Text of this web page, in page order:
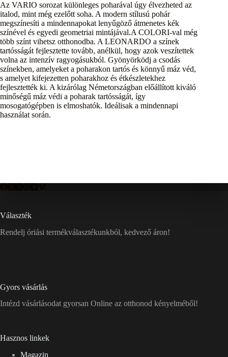
Az VARIO sorozat különleges poharával úgy élvezheted az
italod, mint még ezelőtt soha. A modern stílusú pohár
megszínesíti a mindennapokat lenyűgöző átmenetes kék
színével és egyedi geometriai mintájával.A COLORI-val még
több színt vihetsz otthonodba. A LEONARDO a színek
tartósságát fejlesztette tovább, anélkül, hogy azok veszítettek
volna az intenzív ragyogásukból. Gyönyörködj a csodás
színekben, amelyeket a poharakon tartós és könnyű máz véd,
s amelyet kifejezetten poharakhoz és étkészletekhez
fejlesztették ki. A kizárólag Németországban előállított kiváló
minőségű máz védi a poharak tartósságát, így
mosogatógépben is elmoshatók. Ideálisak a mindennapi
használat során.
Választék
Rendelj óriási termékválasztékunkból, kedvező áron!
Gyors vásárlás
Intézd vásárlásodat gyorsan Online az otthonod kényelméből!
Hasznos linkek
Magazin